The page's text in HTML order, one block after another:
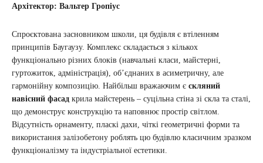
Архітектор: Вальтер Гропіус
Спроєктована засновником школи, ця будівля є втіленням
принципів Баугаузу. Комплекс складається з кількох
функціонально різних блоків (навчальні класи, майстерні,
гуртожиток, адміністрація), об’єднаних в асиметричну, але
гармонійну композицію. Найбільш вражаючим є скляний
навісний фасад крила майстерень – суцільна стіна зі скла та сталі,
що демонструє конструкцію та наповнює простір світлом.
Відсутність орнаменту, пласкі дахи, чіткі геометричні форми та
використання залізобетону роблять цю будівлю класичним зразком
функціоналізму та індустріальної естетики.